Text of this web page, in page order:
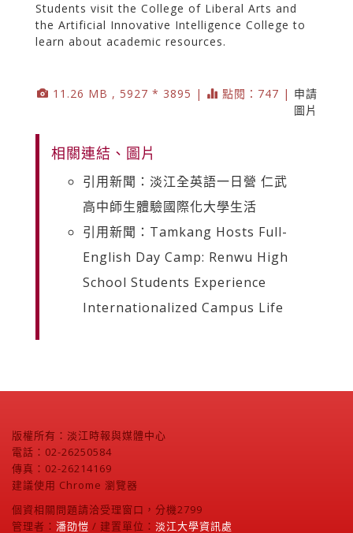
Students visit the College of Liberal Arts and
the Artificial Innovative Intelligence College to
learn about academic resources.
11.26 MB , 5927 * 3895 | 點閱：747 | 申請
圖片
相關連結、圖片
引用新聞：淡江全英語一日營 仁武
高中師生體驗國際化大學生活
引用新聞：Tamkang Hosts Full-
English Day Camp: Renwu High
School Students Experience
Internationalized Campus Life
版權所有：淡江時報與媒體中心
電話：02-26250584
傳真：02-26214169
建議使用 Chrome 瀏覽器
個資相關問題請洽受理窗口，分機2799
管理者： 潘劭愷 / 建置單位： 淡江大學資訊處